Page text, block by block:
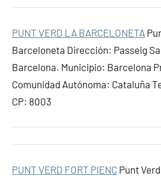
PUNT VERD LA BARCELONETA
Barceloneta Dirección: Passeig
Barcelona. Municipio: Barcelona
Comunidad Autónoma: Cataluña
CP: 8003
PUNT VERD FORT PIENC Punt